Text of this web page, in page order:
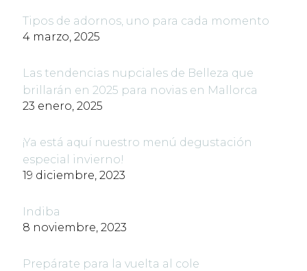
Tipos de adornos, uno para cada momento
4 marzo, 2025
Las tendencias nupciales de Belleza que
brillarán en 2025 para novias en Mallorca
23 enero, 2025
¡Ya está aquí nuestro menú degustación
especial invierno!
19 diciembre, 2023
Indiba
8 noviembre, 2023
Prepárate para la vuelta al cole